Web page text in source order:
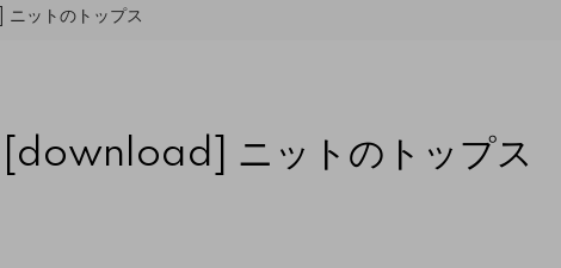
ットのトップス
[download] ニットのトップス